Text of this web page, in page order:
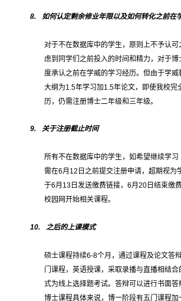
8. 如何认定剩余修业年限以及如何转化之前在
对于不在数据库中的学生，原则上不予认
虑到同学们之前投入的时间和精力，对于
度承认之前在学威的学习经历。但由于学
大纲为1.5年学习加1.5年论文，即使我校完
历，仍需注册博士二年级和三年级。
9. 关于注册截止时间
所有不在数据库中的学生，如希望继续学习
需在6月 12 日之前提交注册申请，超期视为
于6月 13 日发送缴费链接， 6月 20 日结束缴
校园网开始相关课程。
10. 之后的上课模式
硕士课程持续6-8个月，通过课程及论文答
门课程，英语授课，采取录播与直播相结
式为线上选择题考试。答辩可以进行书面答
博士课程具体来说，博一阶段有五门课程加